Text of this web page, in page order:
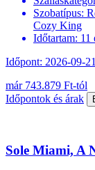
Szobatípus:
Cozy King
Időtartam: 11
Időpont: 2026-09-
már 743.879 Ft-tól
Időpontok és árak
Sole Miami, A